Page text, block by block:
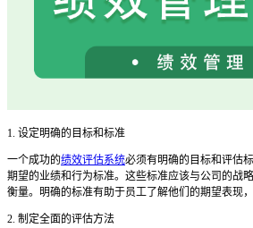
1. 设定明确的目标和标准
一个成功的绩效评估系统必须有明确的目标和评估
期望的业绩和行为标准。这些标准应该与公司的战
衡量。明确的标准有助于员工了解他们的期望表现
2. 制定全面的评估方法